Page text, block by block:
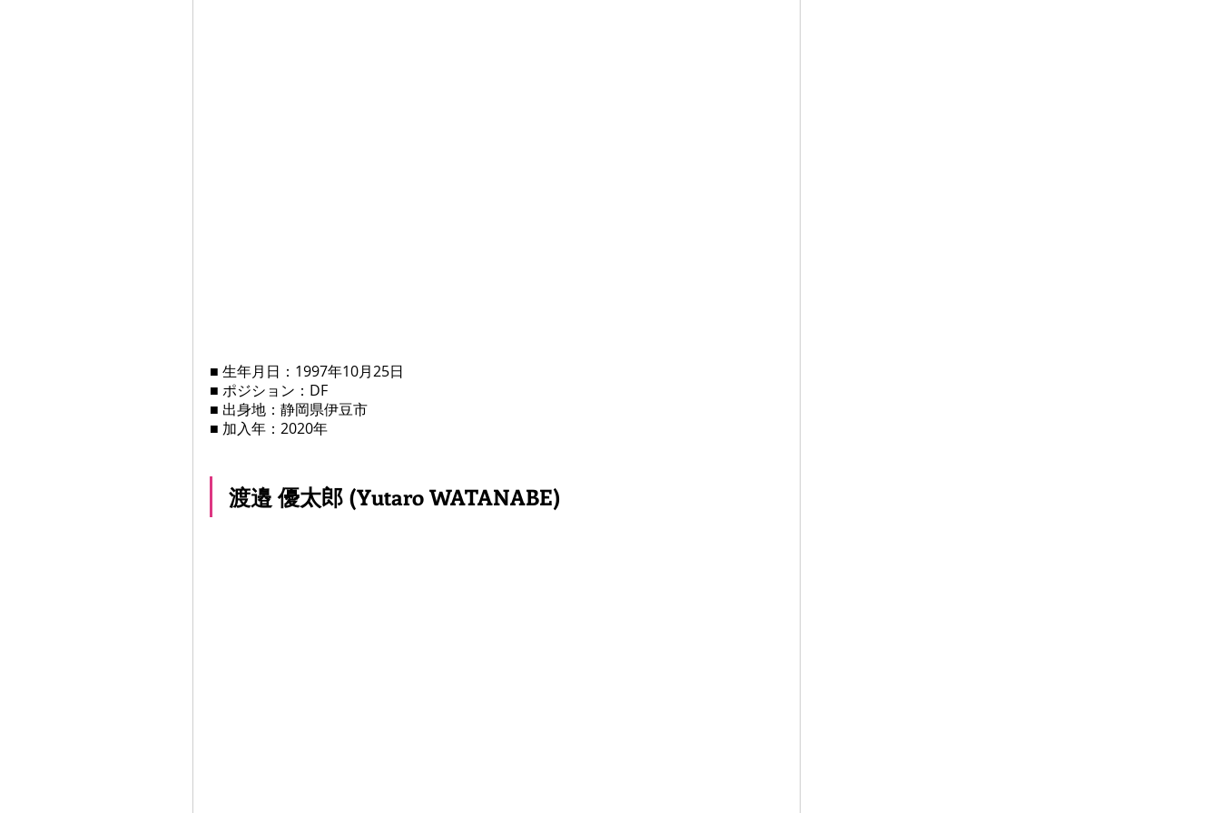
■ 生年月日：1997年10月25日
■ ポジション：DF
■ 出身地：静岡県伊豆市
■ 加入年：2020年
渡邉 優太郎 (Yutaro WATANABE)